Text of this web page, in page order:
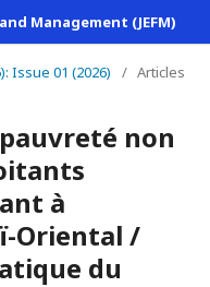
Management (JEFM)
Issue 01 (2026) / Articles
non
à
Oriental /
du